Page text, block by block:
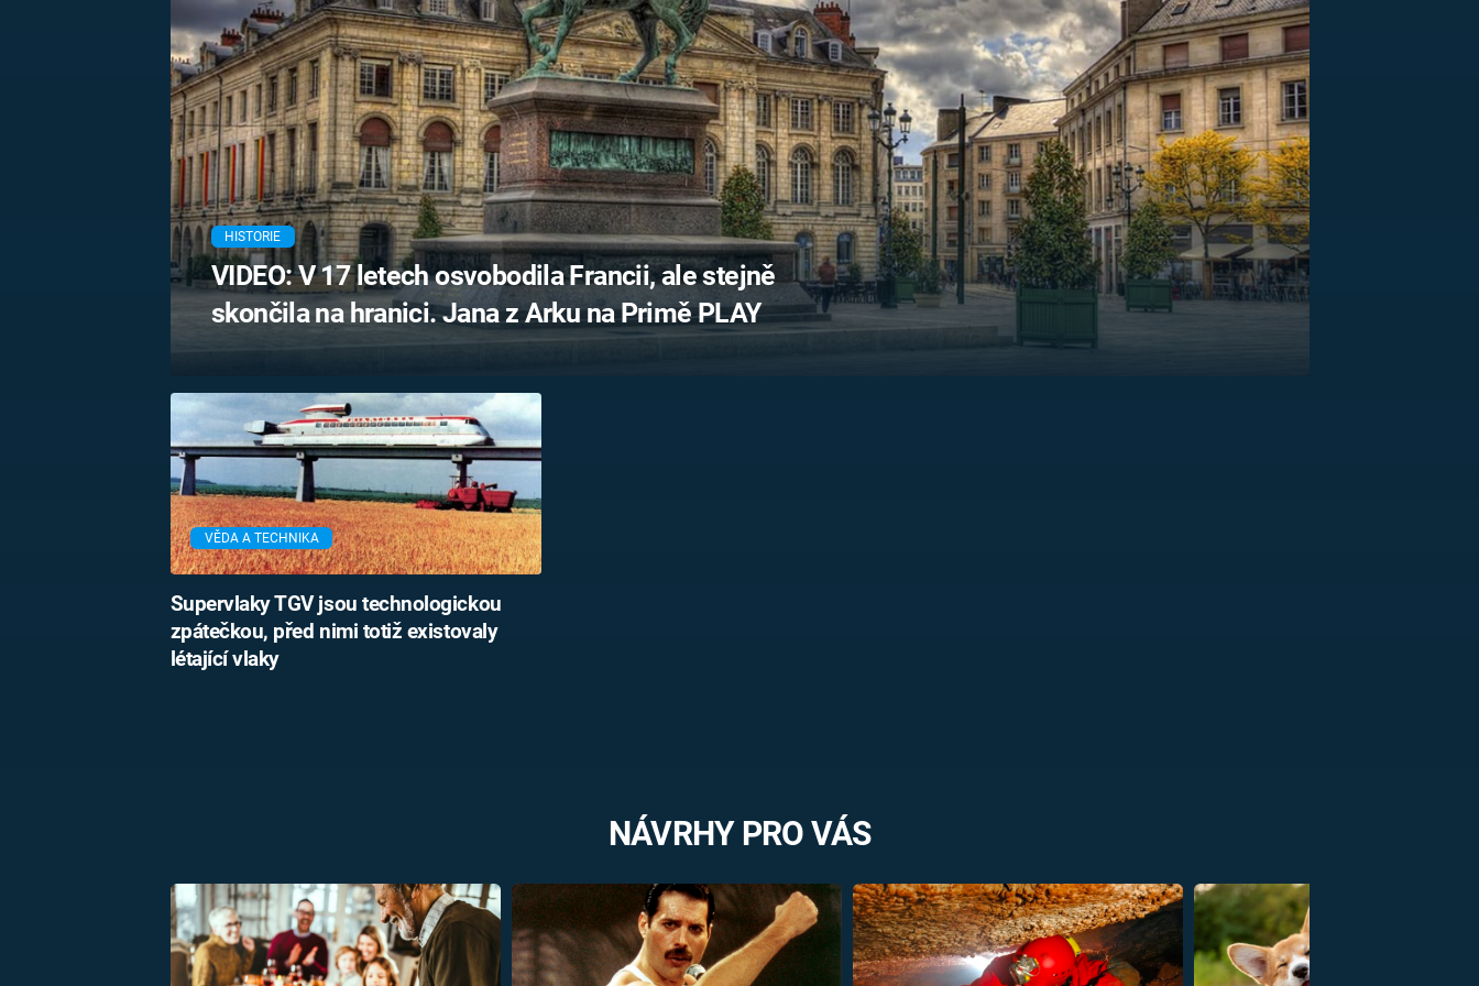
PRVNÍ SVĚTOVÁ
MARIE TEREZIE
NAPOLEON
BONAPARTE
BRITSKÁ
KRÁLOVSKÁ
RODINA
UFO A
MIMOZEMŠŤANÉ
UTAJENÉ PŘÍBĚHY
ČESKÝCH DĚJIN
ALTERNATIVNÍ
HISTORIE
FILMY VERSUS
REALITA
HORORY VERSUS
REALITA
OPTICKÉ ILUZE A
KLAMY
HISTORIE
VIDEO: V 17 letech osvobodila Francii, ale stejně
skončila na hranici. Jana z Arku na Primě PLAY
VĚDA A TECHNIKA
Supervlaky TGV jsou technologickou
zpátečkou, před nimi totiž existovaly
létající vlaky
NÁVRHY PRO VÁS